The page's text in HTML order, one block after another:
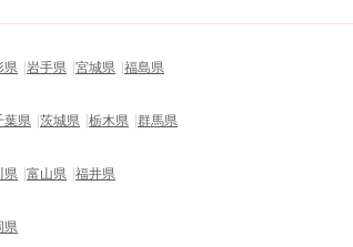
県 岩手県 宮城県 福島県
葉県 茨城県 栃木県 群馬県
県 富山県 福井県
県